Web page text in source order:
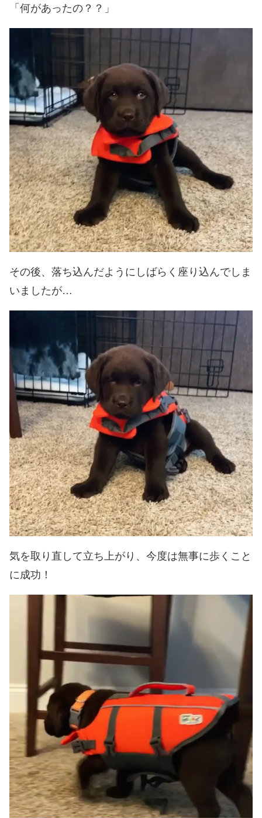
「何があったの？？」
その後、落ち込んだようにしばらく座り込んでしま
いましたが…
気を取り直して立ち上がり、今度は無事に歩くこと
に成功！